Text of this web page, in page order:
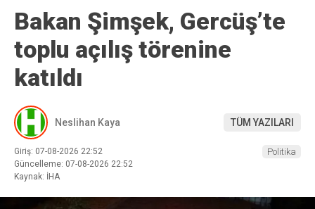
Bakan Şimşek, Gercüş’te
toplu açılış törenine
katıldı
Neslihan Kaya TÜM YAZILARI
Giriş: 07-08-2026 22:52
Güncelleme: 07-08-2026 22:52
Kaynak: İHA
Politika